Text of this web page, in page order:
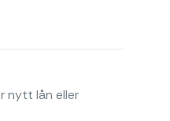
nytt lån eller